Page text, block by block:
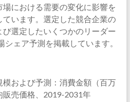
における需要の変化に影響を
います。選定した競合企業の
選定したいくつかのリーダー
ェア予測を掲載しています。
および予測：消費金額（百万
販売価格、2019-2031年